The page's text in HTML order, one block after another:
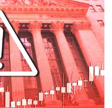
ומחקרים
דעות
רכילות
עסקית
קריפטו